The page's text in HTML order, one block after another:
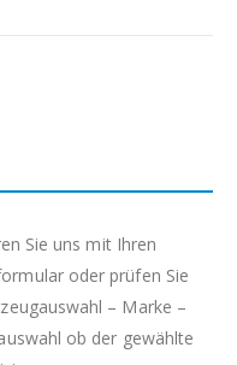
Sie uns mit Ihren
oder prüfen Sie
– Marke –
ob der gewählte